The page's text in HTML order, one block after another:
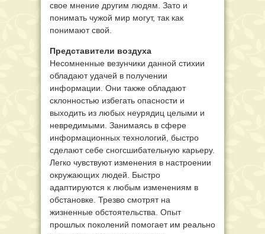
свое мнение другим людям. Зато и
понимать чужой мир могут, так как
понимают свой.
Представители воздуха
Несомненные везунчики данной стихии
обладают удачей в получении
информации. Они также обладают
склонностью избегать опасности и
выходить из любых неурядиц целыми и
невредимыми. Занимаясь в сфере
информационных технологий, быстро
сделают себе сногсшибательную карьеру.
Легко чувствуют изменения в настроении
окружающих людей. Быстро
адаптируются к любым изменениям в
обстановке. Трезво смотрят на
жизненные обстоятельства. Опыт
прошлых поколений помогает им реально